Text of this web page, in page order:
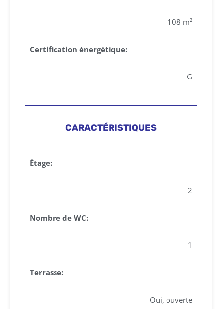
108 m²
Certification énergétique:
G
CARACTÉRISTIQUES
Étage:
2
Nombre de WC:
1
Terrasse:
Oui, ouverte